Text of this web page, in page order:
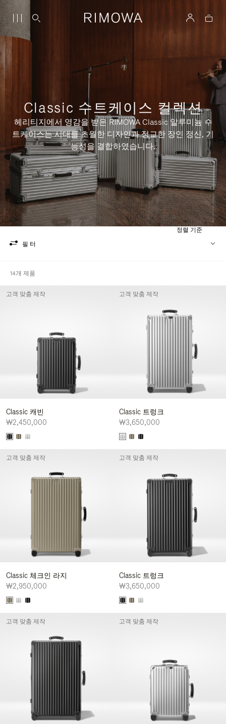
Classic 수트케이스 컬렉션
헤리티지에서 영감을 받은 RIMOWA Classic 알루미늄 수
트케이스는 시대를 초월한 디자인과 정교한 장인 정신, 기
능성을 결합하였습니다.
필터
정렬 기준
14개 제품
Classic 캐빈
₩2,450,000
고객 맞춤 제작
Classic 트렁크
₩3,650,000
고객 맞춤 제작
Classic 체크인 라지
₩2,950,000
고객 맞춤 제작
Classic 트렁크
₩3,650,000
고객 맞춤 제작
고객 맞춤 제작 고객 맞춤 제작